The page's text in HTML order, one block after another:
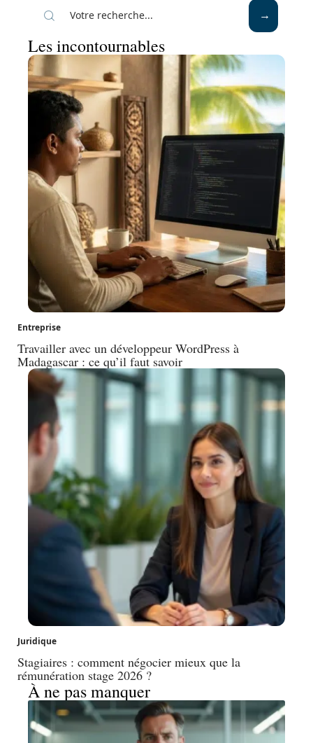
Les incontournables
Entreprise
Travailler avec un développeur WordPress à
Madagascar : ce qu’il faut savoir
Juridique
Stagiaires : comment négocier mieux que la
rémunération stage 2026 ?
À ne pas manquer